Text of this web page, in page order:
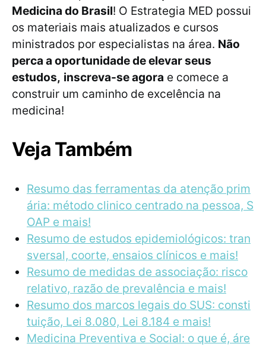
Medicina do Brasil! O Estrategia MED possui
os materiais mais atualizados e cursos
ministrados por especialistas na área. Não
perca a oportunidade de elevar seus
estudos, inscreva-se agora e comece a
construir um caminho de excelência na
medicina!
Veja Também
Resumo das ferramentas da atenção prim
ária: método clinico centrado na pessoa, S
OAP e mais!
Resumo de estudos epidemiológicos: tran
sversal, coorte, ensaios clínicos e mais!
Resumo de medidas de associação: risco
relativo, razão de prevalência e mais!
Resumo dos marcos legais do SUS: consti
tuição, Lei 8.080, Lei 8.184 e mais!
Medicina Preventiva e Social: o que é, áre